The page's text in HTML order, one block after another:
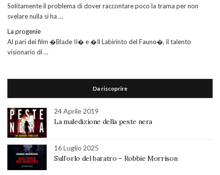
Solitamente il problema di dover raccontare poco la trama per non
svelare nulla si ha …
La progenie
Al pari dei film �Blade II� e �Il Labirinto del Fauno�, il talento
visionario di …
Da riscoprire
24 Aprile 2019
La maledizione della peste nera
16 Luglio 2025
Sull’orlo del baratro – Robbie Morrison